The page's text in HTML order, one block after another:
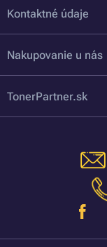
Kontaktné údaje
Nakupovanie u nás
TonerPartner.sk